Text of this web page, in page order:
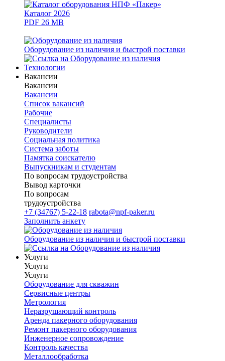
Каталог 2026
PDF 26 MB
Оборудование из наличия и быстрой поставки
Технологии
Вакансии
Вакансии
Вакансии
Список вакансий
Рабочие
Специалисты
Руководители
Cоциальная политика
Система заботы
Памятка соискателю
Выпускникам и студентам
По вопросам трудоустройства
Вывод карточки
По вопросам
трудоустройства
+7 (34767) 5-22-18 rabota@npf-paker.ru
Заполнить анкету
Оборудование из наличия и быстрой поставки
Услуги
Услуги
Услуги
Оборудование для скважин
Сервисные центры
Метрология
Неразрушающий контроль
Аренда пакерного оборудования
Ремонт пакерного оборудования
Инженерное сопровождение
Контроль качества
Металлообработка